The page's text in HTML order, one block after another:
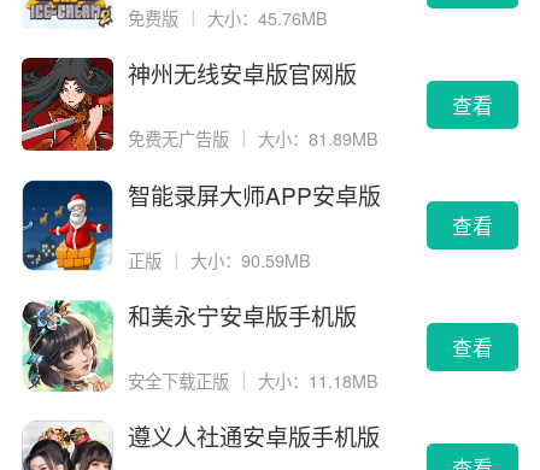
免费版 大小：45.76MB
神州无线安卓版官网版
免费无广告版 大小：81.89MB
查看
智能录屏大师APP安卓版
正版 ｜ 大小：90.59MB
查看
和美永宁安卓版手机版
安全下载正版 大小：11.18MB
查看
遵义人社通安卓版手机版